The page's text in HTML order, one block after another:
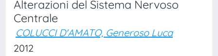
Alterazioni del Sistema Nervoso
Centrale
COLUCCI D'AMATO, Generoso Luca
2012